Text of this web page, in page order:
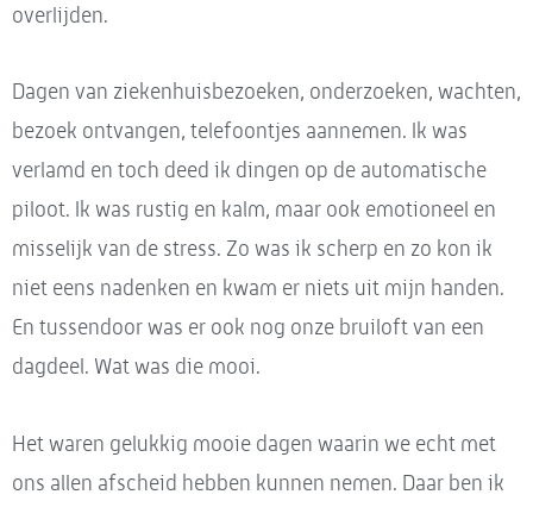
overlijden.
Dagen van ziekenhuisbezoeken, onderzoeken, wachten,
bezoek ontvangen, telefoontjes aannemen. Ik was
verlamd en toch deed ik dingen op de automatische
piloot. Ik was rustig en kalm, maar ook emotioneel en
misselijk van de stress. Zo was ik scherp en zo kon ik
niet eens nadenken en kwam er niets uit mijn handen.
En tussendoor was er ook nog onze bruiloft van een
dagdeel. Wat was die mooi.
Het waren gelukkig mooie dagen waarin we echt met
ons allen afscheid hebben kunnen nemen. Daar ben ik